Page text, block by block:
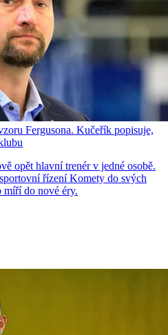
Fergusona. Kučeřík popisuje,
opět hlavní trenér v jedné osobě.
řízení Komety do svých
do nové éry.